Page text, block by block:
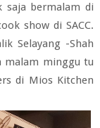
saja bermalam di
show di SACC.
Selayang -Shah
malam minggu tu
di Mios Kitchen